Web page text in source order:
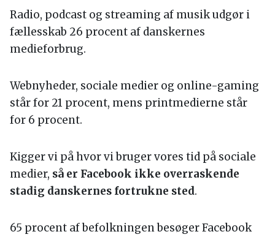
Radio, podcast og streaming af musik udgør i
fællesskab 26 procent af danskernes
medieforbrug.
Webnyheder, sociale medier og online-gaming
står for 21 procent, mens printmedierne står
for 6 procent.
Kigger vi på hvor vi bruger vores tid på sociale
medier, så er Facebook ikke overraskende
stadig danskernes fortrukne sted.
65 procent af befolkningen besøger Facebook